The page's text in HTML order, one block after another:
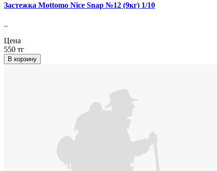
Застежка Mottomo Nice Snap №12 (9кг) 1/10
..
Цена
550 тг
В корзину